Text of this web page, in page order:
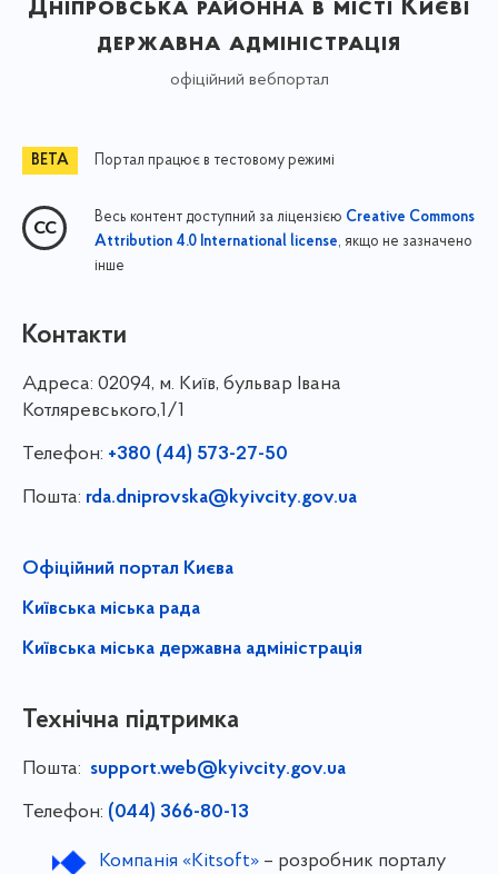
Дніпровська районна в місті Києві
державна адміністрація
офіційний вебпортал
Портал працює в тестовому режимі
Весь контент доступний за ліцензією Creative Commons
Attribution 4.0 International license, якщо не зазначено
інше
Контакти
Адреса: 02094, м. Київ, бульвар Івана
Котляревського,1/1
Телефон: +380 (44) 573-27-50
Пошта: rda.dniprovska@kyivcity.gov.ua
Офіційний портал Києва
Київська міська рада
Київська міська державна адміністрація
Технічна підтримка
Пошта: support.web@kyivcity.gov.ua
Телефон: (044) 366-80-13
Компанія «Kitsoft»– розробник порталу